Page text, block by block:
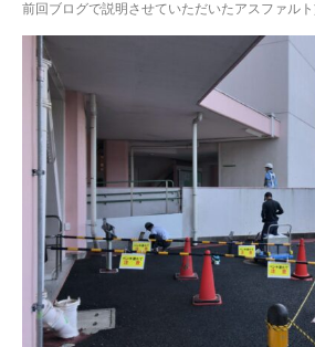
前回ブログで説明させていただいたアスファルト